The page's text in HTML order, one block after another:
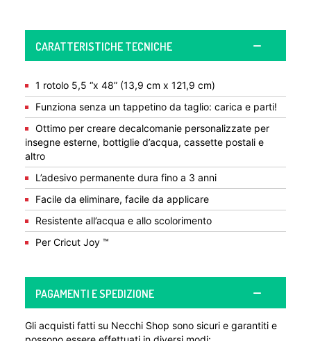
CARATTERISTICHE TECNICHE
1 rotolo 5,5 “x 48” (13,9 cm x 121,9 cm)
Funziona senza un tappetino da taglio: carica e parti!
Ottimo per creare decalcomanie personalizzate per
insegne esterne, bottiglie d’acqua, cassette postali e
altro
L’adesivo permanente dura fino a 3 anni
Facile da eliminare, facile da applicare
Resistente all’acqua e allo scolorimento
Per Cricut Joy ™
PAGAMENTI E SPEDIZIONE
Gli acquisti fatti su Necchi Shop sono sicuri e garantiti e